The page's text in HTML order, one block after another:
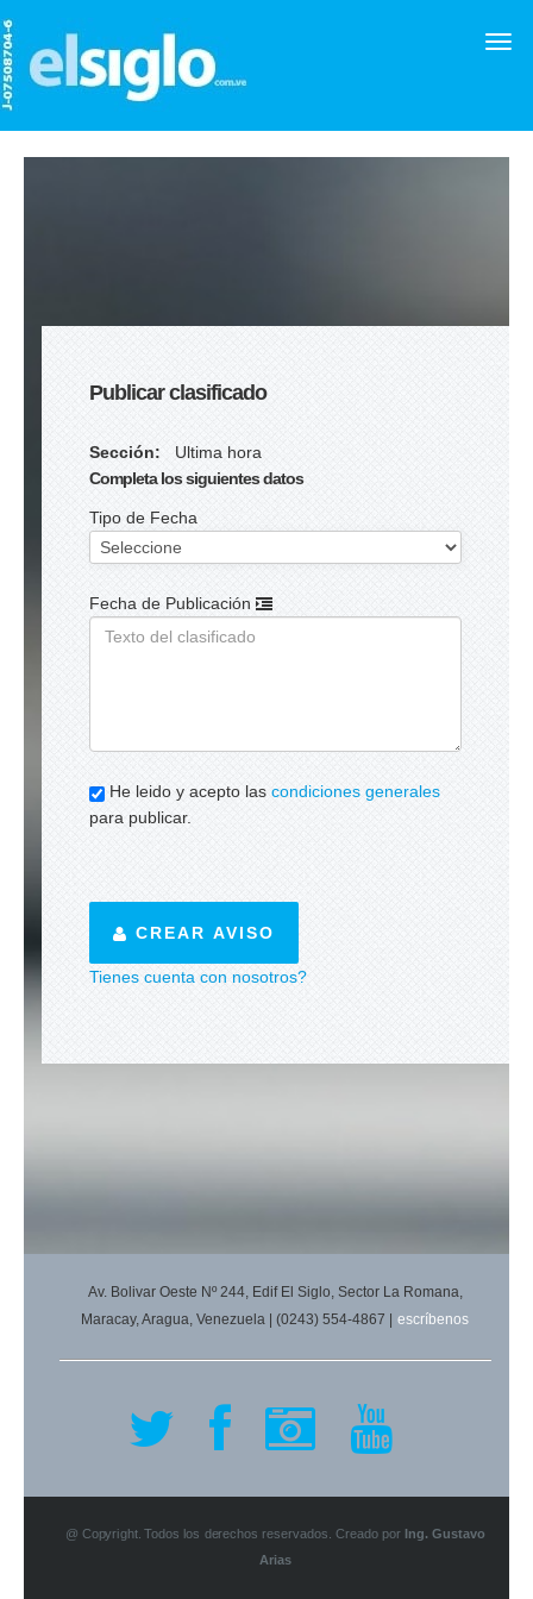
Publicar clasificado
Sección: Ultima hora
Completa los siguientes datos
Tipo de Fecha
Fecha de Publicación
He leido y acepto las condiciones generales
para publicar.
CREAR AVISO
Tienes cuenta con nosotros?
Av. Bolivar Oeste Nº 244, Edif El Siglo, Sector La Romana,
Maracay, Aragua, Venezuela | (0243) 554-4867 |
escríbenos
@ Copyright. Todos los derechos reservados. Creado por Ing. Gustavo
Arias